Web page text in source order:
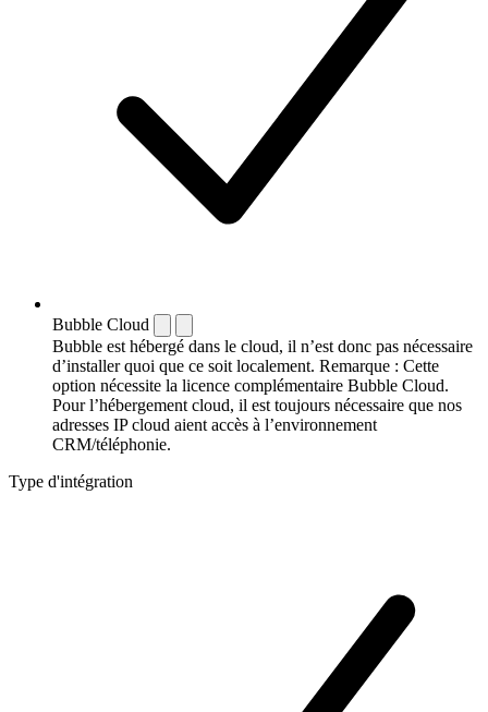
Bubble Cloud
Bubble est hébergé dans le cloud, il n’est donc pas nécessaire
d’installer quoi que ce soit localement. Remarque : Cette
option nécessite la licence complémentaire Bubble Cloud.
Pour l’hébergement cloud, il est toujours nécessaire que nos
adresses IP cloud aient accès à l’environnement
CRM/téléphonie.
Type d'intégration